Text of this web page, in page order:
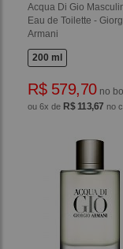
Acqua Di Gio
Eau de Toilette -
Armani
200 ml
R$ 579,70no
ou 6x de R$ 113,67 no